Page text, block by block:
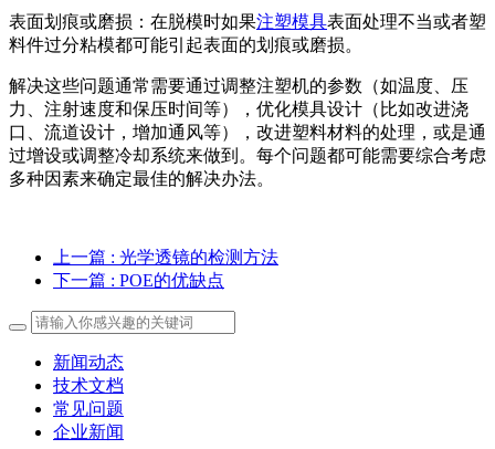
表面划痕或磨损：在脱模时如果注塑模具表面处理不当或者塑
料件过分粘模都可能引起表面的划痕或磨损。
解决这些问题通常需要通过调整注塑机的参数（如温度、压
力、注射速度和保压时间等），优化模具设计（比如改进浇
口、流道设计，增加通风等），改进塑料材料的处理，或是通
过增设或调整冷却系统来做到。每个问题都可能需要综合考虑
多种因素来确定最佳的解决办法。
上一篇 : 光学透镜的检测方法
下一篇 : POE的优缺点
新闻动态
技术文档
常见问题
企业新闻